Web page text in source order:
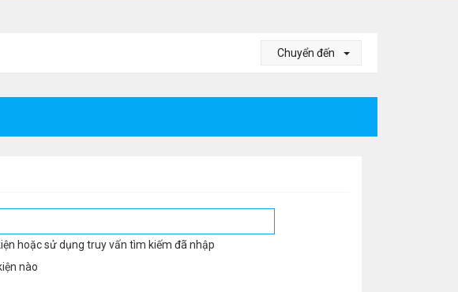
Chuyển đến
hoặc sử dụng truy vấn tìm kiếm đã nhập
nào